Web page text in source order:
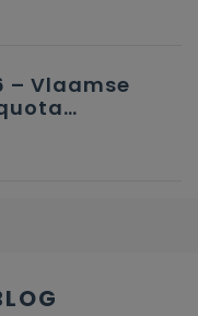
– Vlaamse